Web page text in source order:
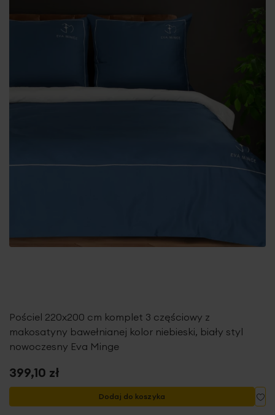
Pościel 220x200 cm komplet 3 częściowy z
makosatyny bawełnianej kolor niebieski, biały styl
nowoczesny Eva Minge
399,10 zł
Dodaj do koszyka